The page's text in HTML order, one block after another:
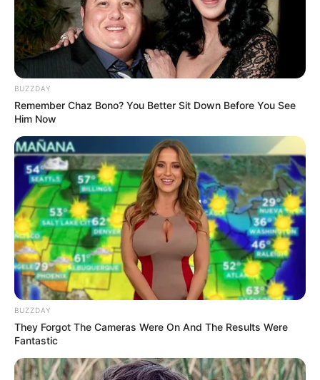
Ambyar! 10 Kalimat Baper
Pakai Bahasa Jawa Ini Bikin
Galau Abis
Fail! 10 Potret Makanan Gagal
Dimasak yang Bikin Kamu
Nggak Selera
10 Pose Manekin Anti
Mainstream yang Konyol
Banget
BUZZDAY
Remember Chaz Bono? You Better Sit Down Before You See
Him Now
BUZZDAY
They Forgot The Cameras Were On And The Results Were
Fantastic